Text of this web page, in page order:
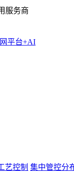
服务商
平台+AI
艺控制 集中管控分